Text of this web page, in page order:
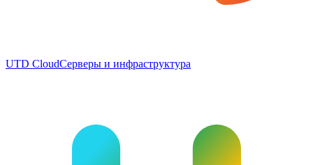
UTD CloudСерверы и инфраструктура